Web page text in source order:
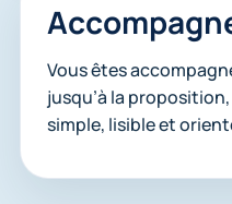
Vous êtes
jusqu’à la
simple, lisible et